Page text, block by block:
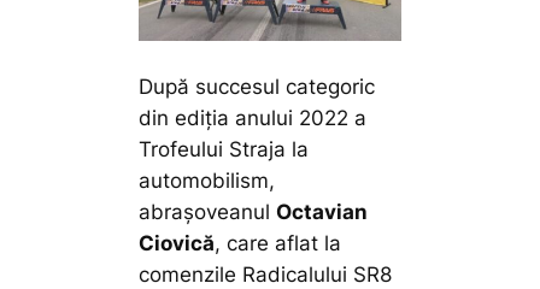
După succesul categoric
din ediția anului 2022 a
Trofeului Straja la
automobilism,
abrașoveanulOctavian
Ciovică, care aflat la
comenzile Radicalului SR8